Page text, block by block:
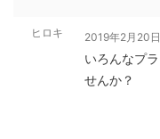
ヒロキ 2019年2月20
いろんなプ
せんか？